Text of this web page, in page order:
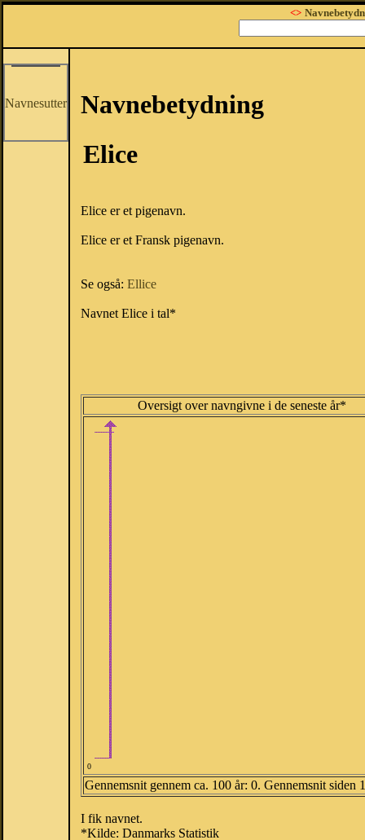
<>
Navnesutter
Navnebetydning
Elice
Elice er et pigenavn.
Elice er et Fransk pigenavn.
Se også: Ellice
Navnet Elice i tal*
Oversigt over navngivne i de seneste år*
0
Gennemsnit gennem ca. 100 år: 0. Gennemsnit siden
I fik navnet.
*Kilde: Danmarks Statistik